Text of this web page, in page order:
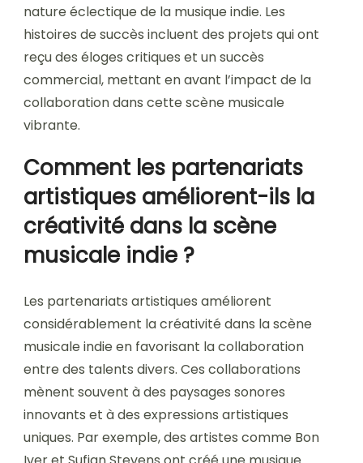
nature éclectique de la musique indie. Les
histoires de succès incluent des projets qui ont
reçu des éloges critiques et un succès
commercial, mettant en avant l’impact de la
collaboration dans cette scène musicale
vibrante.
Comment les partenariats
artistiques améliorent-ils la
créativité dans la scène
musicale indie ?
Les partenariats artistiques améliorent
considérablement la créativité dans la scène
musicale indie en favorisant la collaboration
entre des talents divers. Ces collaborations
mènent souvent à des paysages sonores
innovants et à des expressions artistiques
uniques. Par exemple, des artistes comme Bon